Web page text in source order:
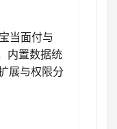
当面付与
内置数据统
展与权限分